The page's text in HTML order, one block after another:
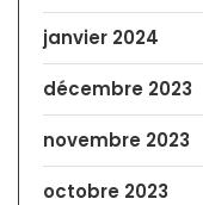
janvier 2024
décembre 2023
novembre 2023
octobre 2023